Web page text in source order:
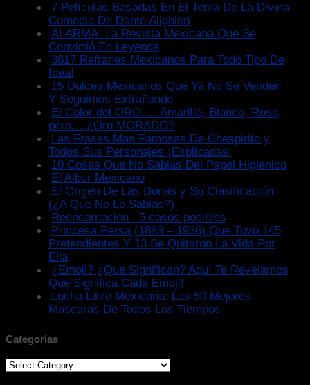
7 Películas Basadas En El Tema De La Divina
Comedia De Dante Alighieri
ALARMA! La Revista Mexicana Que Se
Convirtió En Leyenda
3817 Refranes Mexicanos Para Todo Tipo De
Idea!
15 Dulces Mexicanos Que Ya No Se Venden
Y Seguimos Extrañando
El Color del ORO…..Amarillo, Blanco, Rosa,
pero….¿Oro MORADO?
Las Frases Mas Famosas De Chespirito y
Todos Sus Personajes ¡Explicadas!
10 Cosas Que No Sabias Del Papel Higienico
El Albur Mexicano
El Origen De Las Donas y Su Clasificación
(¿A Que No Lo Sabias?)
Reencarnacion : 5 casos posibles
Princesa Persa (1883 – 1936) Que Tuvo 145
Pretendientes Y 13 Se Quitaron La Vida Por
Ella
¿Emoji? ¿Que Significan? Aquí Te Revelamos
Que Significa Cada Emoji!
Lucha Libre Mexicana: Las 50 Mejores
Mascaras De Todos Los Tiempos
Categorias
Categorias